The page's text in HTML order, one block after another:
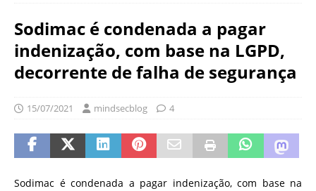
Sodimac é condenada a pagar
indenização, com base na LGPD,
decorrente de falha de segurança
15/07/2021 mindsecblog 4
Sodimac é condenada a pagar indenização, com base na